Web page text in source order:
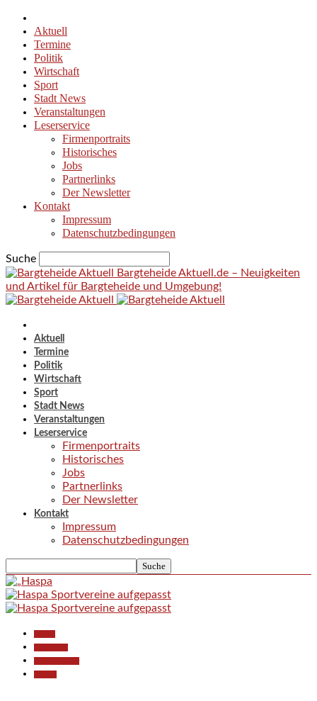
Aktuell
Termine
Politik
Wirtschaft
Sport
Stadt News
Veranstaltungen
Leserservice
Firmenportraits
Historisches
Jobs
Partnerlinks
Der Newsletter
Kontakt
Impressum
Datenschutzbedingungen
Suche
Bargteheide Aktuell.de – Neuigkeiten
und Artikel für Bargteheide und Umgebung!
Aktuell
Termine
Politik
Wirtschaft
Sport
Stadt News
Veranstaltungen
Leserservice
Firmenportraits
Historisches
Jobs
Partnerlinks
Der Newsletter
Kontakt
Impressum
Datenschutzbedingungen